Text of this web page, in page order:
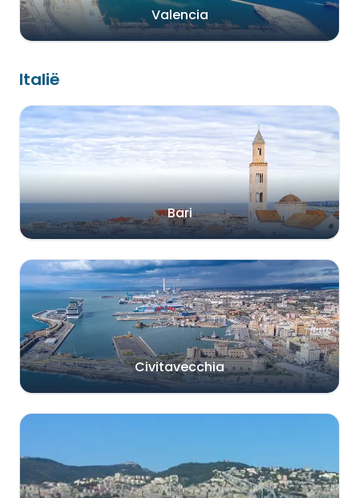
Valencia
Italië
Bari
Civitavecchia